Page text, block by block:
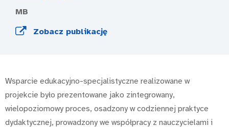
MB
Zobacz publikację
Wsparcie edukacyjno-specjalistyczne realizowane w
projekcie było prezentowane jako zintegrowany,
wielopoziomowy proces, osadzony w codziennej praktyce
dydaktycznej, prowadzony we współpracy z nauczycielami i